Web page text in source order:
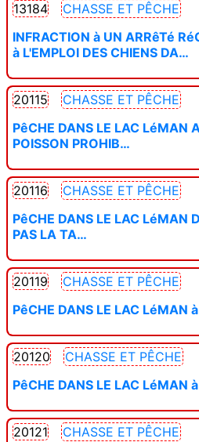
13184
CHASSE ET PÊCHE
INFRACTION à UN ARRêTé
à L'EMPLOI DES CHIENS DA…
20115
CHASSE ET PÊCHE
PêCHE DANS LE LAC LéMAN
POISSON PROHIB…
20116
CHASSE ET PÊCHE
PêCHE DANS LE LAC LéMAN
PAS LA TA…
20119
CHASSE ET PÊCHE
PêCHE DANS LE LAC LéMAN
20120
CHASSE ET PÊCHE
PêCHE DANS LE LAC LéMAN
20121
CHASSE ET PÊCHE